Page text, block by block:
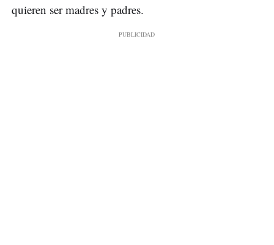
quieren ser madres y padres.